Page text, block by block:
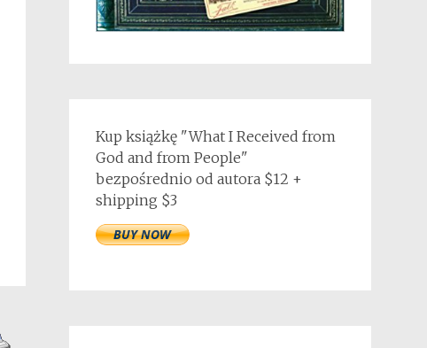
Kup książkę "What I Received from
God and from People"
bezpośrednio od autora $12 +
shipping $3